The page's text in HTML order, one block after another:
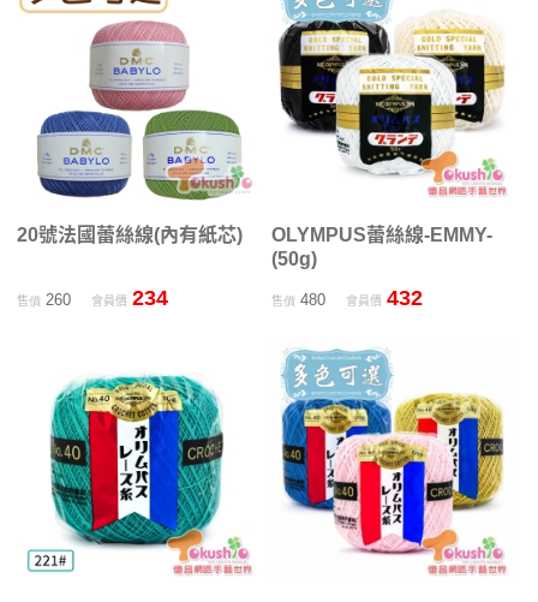
20號法國蕾絲線(內有紙芯)
售價260 會員價 234
OLYMPUS蕾絲線-EMMY-
(50g)
售價 480 會員價 432